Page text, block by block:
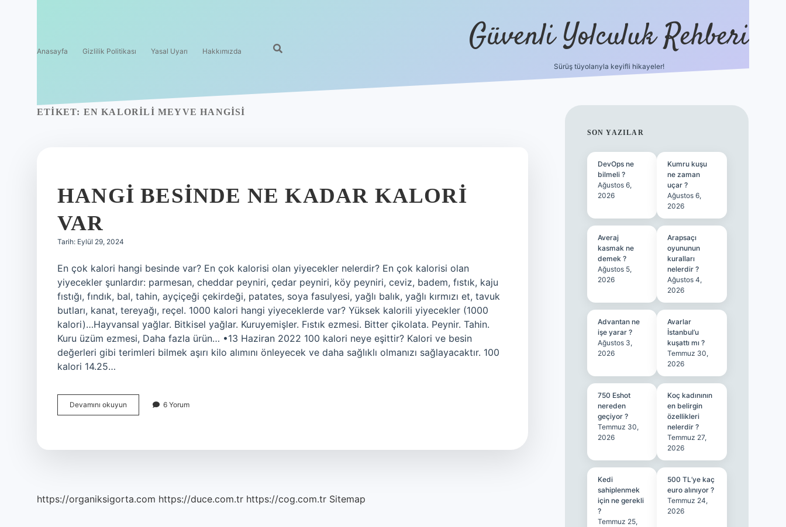
Anasayfa Gizlilik Politikası Yasal Uyarı Hakkımızda Güvenli Yolculuk Rehberi
Sürüş tüyolarıyla keyifli hikayeler!
ETIKET: EN KALORILI MEYVE HANGISI
HANGI BESINDE NE KADAR KALORI
VAR
Tarih: Eylül 29, 2024
En çok kalori hangi besinde var? En çok kalorisi olan yiyecekler nelerdir? En çok kalorisi olan
yiyecekler şunlardır: parmesan, cheddar peyniri, çedar peyniri, köy peyniri, ceviz, badem, fıstık, kaju
fıstığı, fındık, bal, tahin, ayçiçeği çekirdeği, patates, soya fasulyesi, yağlı balık, yağlı kırmızı et, tavuk
butları, kanat, tereyağı, reçel. 1000 kalori hangi yiyeceklerde var? Yüksek kalorili yiyecekler (1000
kalori)…Hayvansal yağlar. Bitkisel yağlar. Kuruyemişler. Fıstık ezmesi. Bitter çikolata. Peynir. Tahin.
Kuru üzüm ezmesi, Daha fazla ürün… •13 Haziran 2022 100 kalori neye eşittir? Kalori ve besin
değerleri gibi terimleri bilmek aşırı kilo alımını önleyecek ve daha sağlıklı olmanızı sağlayacaktır. 100
kalori 14.25…
Devamını okuyun
Besinde
6 Yorum
https://organiksigorta.com https://duce.com.tr https://cog.com.tr Sitemap
SIDEBAR
SON YAZILAR
DevOps ne
bilmeli ?
Ağustos 6,
2026
Kumru kuşu
ne zaman
uçar ?
Ağustos 6,
2026
Averaj
kasmak ne
demek ?
Ağustos 5,
2026
Arapsaçı
oyununun
kuralları
nelerdir ?
Ağustos 4,
2026
Advantan ne
işe yarar ?
Ağustos 3,
2026
Avarlar
İstanbul’u
kuşattı mı ?
Temmuz 30,
2026
750 Eshot
nereden
geçiyor ?
Temmuz 30,
2026
Koç kadınının
en belirgin
özellikleri
nelerdir ?
Temmuz 27,
2026
Kedi
sahiplenmek
için ne gerekli
?
Temmuz 25,
500 TL’ye kaç
euro alınıyor ?
Temmuz 24,
2026
tulipbetgiris.org